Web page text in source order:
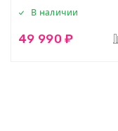
В наличии
49 990 ₽